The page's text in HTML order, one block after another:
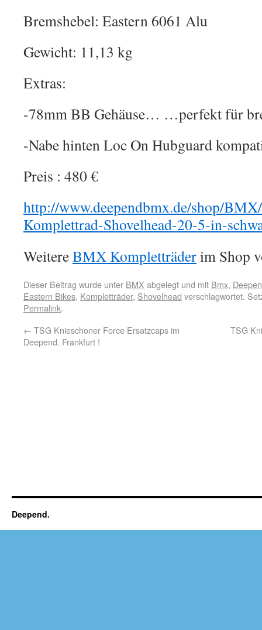
Bremshebel: Eastern 6061 Alu
Gewicht: 11,13 kg
Extras:
-78mm BB Gehäuse… …perfekt für
-Nabe hinten Loc On Hubguard
Preis : 480 €
http://www.deependbmx.de/shop/
Komplettrad-Shovelhead-20-5-in-
WeitereBMX Kompletträderim Shop
Dieser Beitrag wurde unter BMX abgelegt und mit Bmx,
Eastern Bikes, Kompletträder, Shovelhead verschlagwortet.
Permalink.
← TSG Knieschoner Force Ersatzcaps im
Deepend. Frankfurt !
TSG
Deepend.